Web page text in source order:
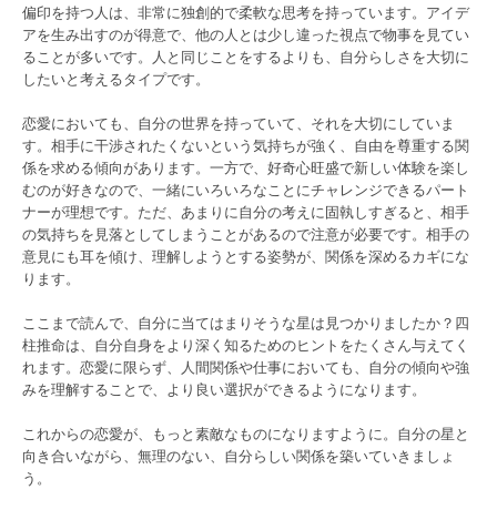
偏印を持つ人は、非常に独創的で柔軟な思考を持っています。アイデ
アを生み出すのが得意で、他の人とは少し違った視点で物事を見てい
ることが多いです。人と同じことをするよりも、自分らしさを大切に
したいと考えるタイプです。
恋愛においても、自分の世界を持っていて、それを大切にしていま
す。相手に干渉されたくないという気持ちが強く、自由を尊重する関
係を求める傾向があります。一方で、好奇心旺盛で新しい体験を楽し
むのが好きなので、一緒にいろいろなことにチャレンジできるパート
ナーが理想です。ただ、あまりに自分の考えに固執しすぎると、相手
の気持ちを見落としてしまうことがあるので注意が必要です。相手の
意見にも耳を傾け、理解しようとする姿勢が、関係を深めるカギにな
ります。
ここまで読んで、自分に当てはまりそうな星は見つかりましたか？四
柱推命は、自分自身をより深く知るためのヒントをたくさん与えてく
れます。恋愛に限らず、人間関係や仕事においても、自分の傾向や強
みを理解することで、より良い選択ができるようになります。
これからの恋愛が、もっと素敵なものになりますように。自分の星と
向き合いながら、無理のない、自分らしい関係を築いていきましょ
う。